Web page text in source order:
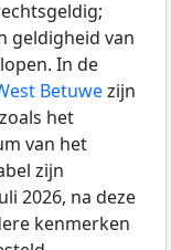
geldigheid van
In de
Betuwezijn
het
van het
zijn
2026, na deze
kenmerken